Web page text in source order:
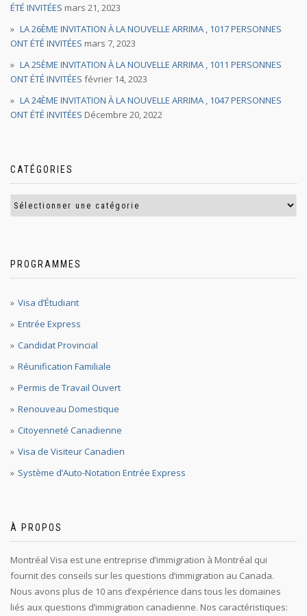
ÉTÉ INVITÉES mars 21, 2023
LA 26ÈME INVITATION À LA NOUVELLE ARRIMA , 1017 PERSONNES
ONT ÉTÉ INVITÉES mars 7, 2023
LA 25ÈME INVITATION À LA NOUVELLE ARRIMA , 1011 PERSONNES
ONT ÉTÉ INVITÉES février 14, 2023
LA 24ÈME INVITATION À LA NOUVELLE ARRIMA , 1047 PERSONNES
ONT ÉTÉ INVITÉES Décembre 20, 2022
CATÉGORIES
PROGRAMMES
Visa d’Étudiant
Entrée Express
Candidat Provincial
Réunification Familiale
Permis de Travail Ouvert
Renouveau Domestique
Citoyenneté Canadienne
Visa de Visiteur Canadien
Système d’Auto-Notation Entrée Express
À PROPOS
Montréal Visa est une entreprise d’immigration à Montréal qui
fournit des conseils sur les questions d’immigration au Canada.
Nous avons plus de 10 ans d’expérience dans tous les domaines
liés aux questions d’immigration canadienne. Nos caractéristiques: